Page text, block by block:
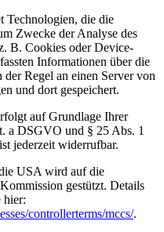
Technologien, die die
Zwecke der Analyse des
B. Cookies oder Device-
Informationen über die
Regel an einen Server von
und dort gespeichert.
auf Grundlage Ihrer
a DSGVO und § 25 Abs. 1
jederzeit widerrufbar.
USA wird auf die
gestützt. Details
hier:
controllerterms/mccs/.